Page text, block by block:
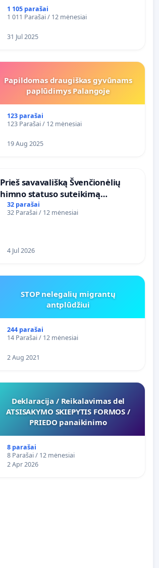
1 105 parašai
1 011 Parašai / 12 mėnesiai
31 Jul 2025
Papildomas draugiškas gyvūnams
paplūdimys Palangoje
123 parašai
123 Parašai / 12 mėnesiai
19 Aug 2025
​Prieš savavališką Švenčionėlių
himno statuso suteikimą
atlikėjos Živilės dainai
32 parašai
32 Parašai / 12 mėnesiai
4 Jul 2026
STOP nelegalių migrantų
antplūdžiui
244 parašai
14 Parašai / 12 mėnesiai
2 Aug 2021
Deklaracija / Reikalavimas del
ATSISAKYMO SKIEPYTIS FORMOS /
PRIEDO panaikinimo
8 parašai
8 Parašai / 12 mėnesiai
2 Apr 2026